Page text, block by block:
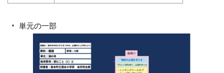
単元の一部